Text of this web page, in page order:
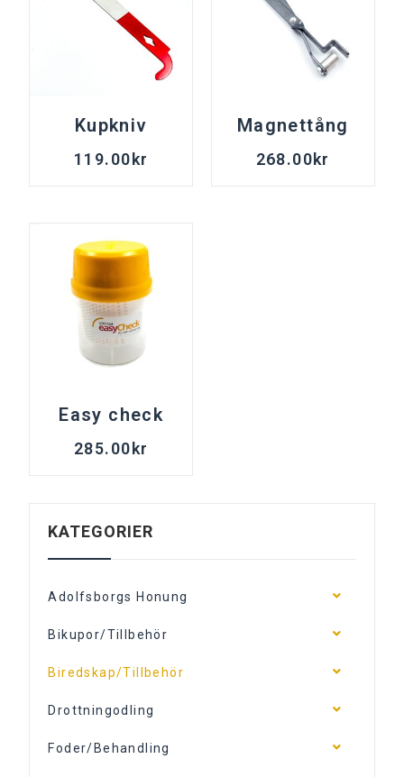
Kupkniv
119.00 kr
Magnettång
268.00kr
Easy check
285.00 kr
KATEGORIER
Adolfsborgs Honung
Bikupor/Tillbehör
Biredskap/Tillbehör
Drottningodling
Foder/Behandling